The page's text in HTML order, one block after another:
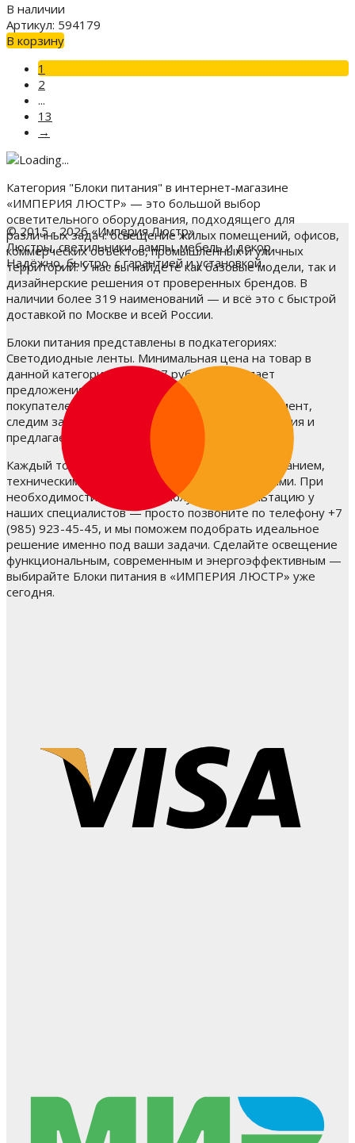
В наличии
Артикул: 594179
В корзину
1
2
...
13
→
Категория "Блоки питания" в интернет-магазине
«ИМПЕРИЯ ЛЮСТР» — это большой выбор
осветительного оборудования, подходящего для
различных задач: освещение жилых помещений, офисов,
коммерческих объектов, промышленных и уличных
территорий. У нас вы найдёте как базовые модели, так и
дизайнерские решения от проверенных брендов. В
наличии более 319 наименований — и всё это с быстрой
доставкой по Москве и всей России.
Блоки питания представлены в подкатегориях:
Светодиодные ленты. Минимальная цена на товар в
данной категории — от 347 руб. ₽, что делает
предложения доступными для широкого круга
покупателей. Мы постоянно обновляем ассортимент,
следим за новыми тенденциями в мире освещения и
предлагаем только актуальные решения.
Каждый товар сопровождается подробным описанием,
техническими характеристиками и фотографиями. При
необходимости вы можете получить консультацию у
наших специалистов — просто позвоните по телефону +7
(985) 923-45-45, и мы поможем подобрать идеальное
решение именно под ваши задачи. Сделайте освещение
функциональным, современным и энергоэффективным —
выбирайте Блоки питания в «ИМПЕРИЯ ЛЮСТР» уже
сегодня.
© 2015 - 2026 «Империя Люстр»
Люстры, светильники, лампы, мебель и декор.
Надёжно, быстро, с гарантией и установкой.